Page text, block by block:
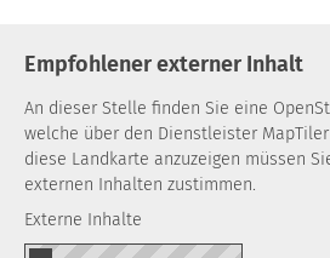
Empfohlener externer Inhalt
An dieser Stelle finden Sie eine
welche über den Dienstleister
diese Landkarte anzuzeigen müssen
externen Inhalten zustimmen.
Externe Inhalte